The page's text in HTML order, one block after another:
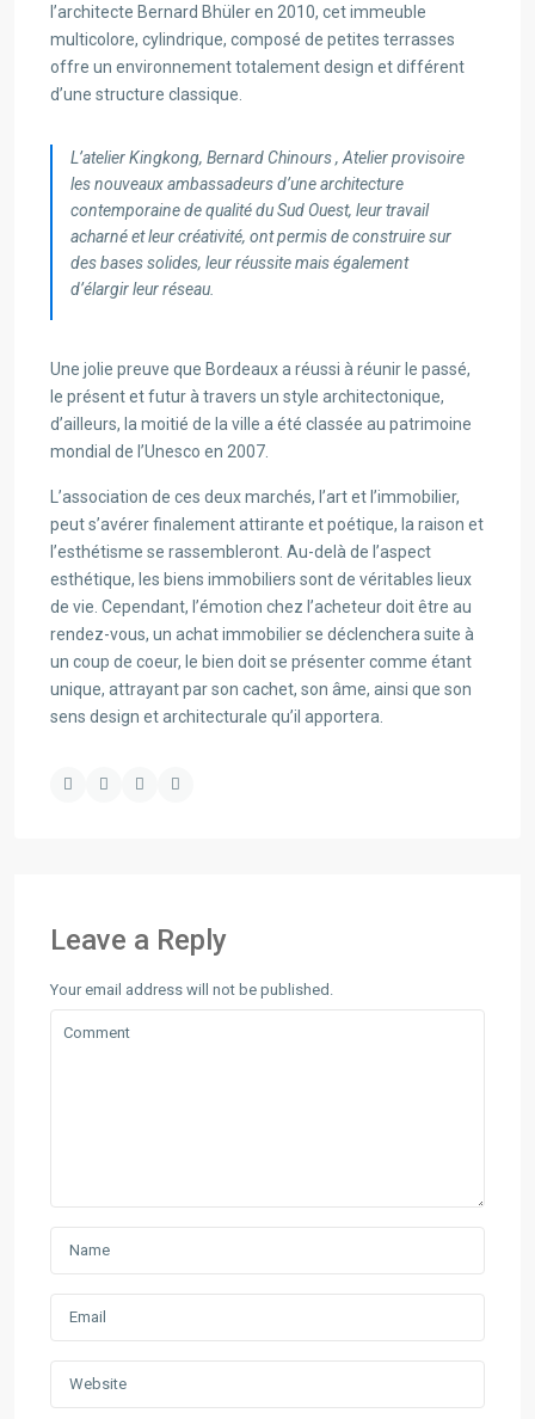
l’architecte Bernard Bhüler en 2010, cet immeuble
multicolore, cylindrique, composé de petites terrasses
offre un environnement totalement design et différent
d’une structure classique.
L’atelier Kingkong, Bernard Chinours , Atelier provisoire
les nouveaux ambassadeurs d’une architecture
contemporaine de qualité du Sud Ouest, leur travail
acharné et leur créativité, ont permis de construire sur
des bases solides, leur réussite mais également
d’élargir leur réseau.
Une jolie preuve que Bordeaux a réussi à réunir le passé,
le présent et futur à travers un style architectonique,
d’ailleurs, la moitié de la ville a été classée au patrimoine
mondial de l’Unesco en 2007.
L’association de ces deux marchés, l’art et l’immobilier,
peut s’avérer finalement attirante et poétique, la raison et
l’esthétisme se rassembleront. Au-delà de l’aspect
esthétique, les biens immobiliers sont de véritables lieux
de vie. Cependant, l’émotion chez l’acheteur doit être au
rendez-vous, un achat immobilier se déclenchera suite à
un coup de coeur, le bien doit se présenter comme étant
unique, attrayant par son cachet, son âme, ainsi que son
sens design et architecturale qu’il apportera.
Leave a Reply
Your email address will not be published.